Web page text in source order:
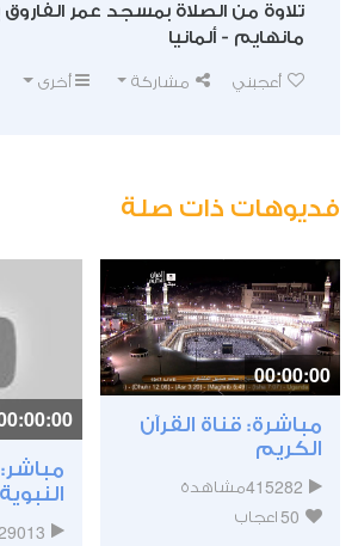
تلاوة من الصلاة بمسجد عمر الفاروق
مانهايم - ألمانيا
أعجبني مشاركة أخرى
فديوهات ذات صلة
00:00:00
مباشرة: قناة القرآن
الكريم
415282مشاهدة
50 اعجاب
النبوية